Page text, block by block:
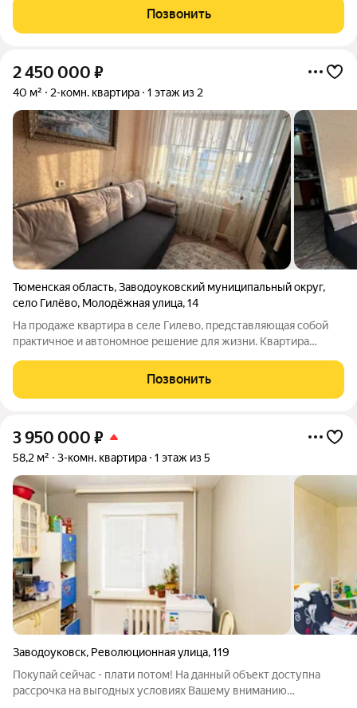
квaртирa фоpмата "paспaшoнка", oкнa выxoдят на обe cтоpoны
дoмa. Квартира очень теплая.
Позвонить
2 450 000 ₽
40 м² 2-комн. квартира 1 этаж из 2
Тюменская область,Заводоуковский муниципальный округ,
село Гилёво, Молодёжная улица,14
На продаже квартира в селе Гилево, представляющая собой
практичное и автономное решение для жизни. Квартира
полную независимость. Планировка
Позвонить
3 950 000 ₽
58,2 м² 3-комн. квартира 1 этаж из 5
Заводоуковск, Революционная улица,119
Покупай сейчас - плати потом! На данный объект доступна
рассрочка на выгодных условиях Вашему вниманию